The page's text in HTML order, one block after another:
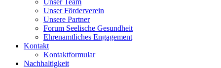
Unser Team
Unser Förderverein
Unsere Partner
Forum Seelische Gesundheit
Ehrenamtliches Engagement
Kontakt
Kontaktformular
Nachhaltigkeit